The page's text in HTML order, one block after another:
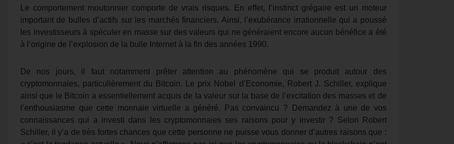
Le comportement moutonnier comporte de vrais risques. En effet, l’instinct grégaire est un moteur
important de bulles d’actifs sur les marchés financiers. Ainsi, l’exubérance irrationnelle qui a poussé
les investisseurs à spéculer en masse sur des valeurs qui ne généraient encore aucun bénéfice a été
à l’origine de l’explosion de la bulle Internet à la fin des années 1990.
De nos jours, il faut notamment prêter attention au phénomène qui se produit autour des
cryptomonnaies, particulièrement du Bitcoin. Le prix Nobel d’Economie, Robert J. Schiller, explique
ainsi que le Bitcoin a essentiellement acquis de la valeur sur la base de l’excitation des masses et de
l’enthousiasme que cette monnaie virtuelle a généré. Pas convaincu ? Demandez à une de vos
connaissances qui a investi dans les cryptomonnaies ses raisons pour y investir ? Selon Robert
Schiller, il y’a de très fortes chances que cette personne ne puisse vous donner d’autres raisons que :